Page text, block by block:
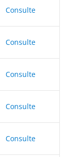
Consulte
Consulte
Consulte
Consulte
Consulte